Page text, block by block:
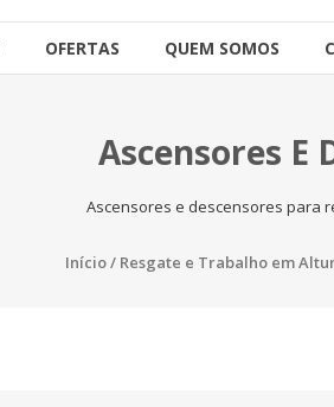
OFERTAS QUEM SOMOS
Ascensores E
Ascensores e descensores para
Início/ Resgate e Trabalho em